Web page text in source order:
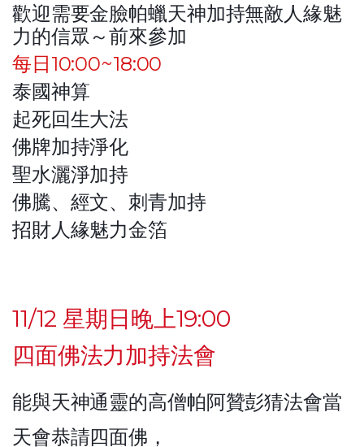
歡迎需要金臉帕蠟天神加持無敵人緣魅
力的信眾～前來參加
每日10:00~18:00
泰國神算
起死回生大法
佛牌加持淨化
聖水灑淨加持
佛騰、經文、刺青加持
招財人緣魅力金箔
11/12 星期日晚上19:00
四面佛法力加持法會
能與天神通靈的高僧帕阿贊彭猜法會當
天會恭請四面佛，